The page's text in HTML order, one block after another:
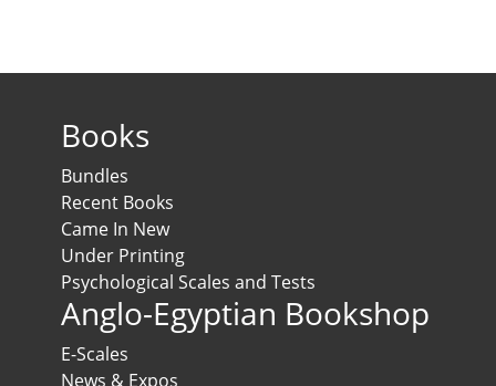
Books
Bundles
Recent Books
Came In New
Under Printing
Psychological Scales and Tests
Anglo-Egyptian Bookshop
E-Scales
News & Expos